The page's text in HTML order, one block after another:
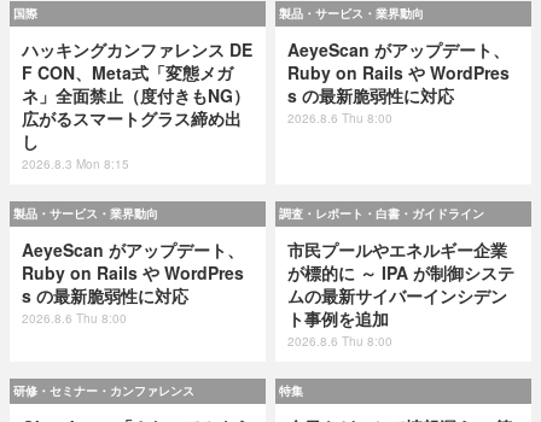
国際
ハッキングカンファレンス DE
F CON、Meta式「変態メガ
ネ」全面禁止（度付きもNG）
広がるスマートグラス締め出
し
2026.8.3 Mon 8:15
製品・サービス・業界動向
AeyeScan がアップデート、
Ruby on Rails や WordPres
s の最新脆弱性に対応
2026.8.6 Thu 8:00
製品・サービス・業界動向
AeyeScan がアップデート、
Ruby on Rails や WordPres
s の最新脆弱性に対応
2026.8.6 Thu 8:00
調査・レポート・白書・ガイドライン
市民プールやエネルギー企業
が標的に ～ IPA が制御システ
ムの最新サイバーインシデン
ト事例を追加
2026.8.6 Thu 8:00
研修・セミナー・カンファレンス 特集